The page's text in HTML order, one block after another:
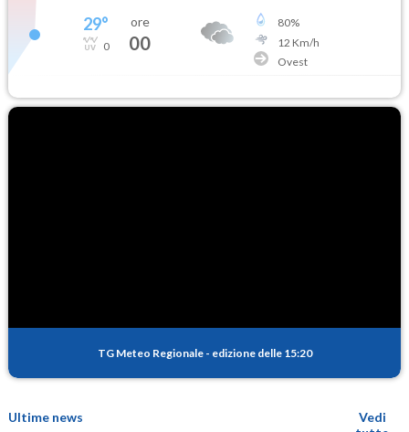
29°
0
ore
00
80%
12 Km/h
Ovest
TG Meteo Regionale - edizione delle 15:20
Ultime news
Vedi